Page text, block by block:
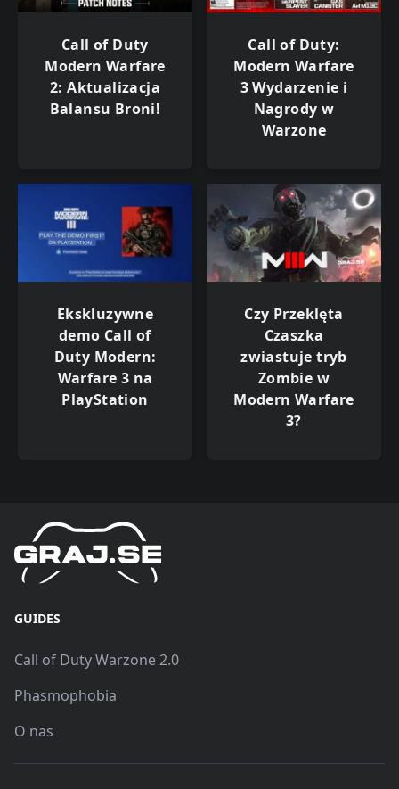
Call of Duty
Modern Warfare
2: Aktualizacja
Balansu Broni!
Call of Duty:
Modern Warfare
3 Wydarzenie i
Nagrody w
Warzone
Ekskluzywne
demo Call of
Duty Modern:
Warfare 3 na
PlayStation
Czy Przeklęta
Czaszka
zwiastuje tryb
Zombie w
Modern Warfare
3?
GUIDES
Call of Duty Warzone 2.0
Phasmophobia
O nas